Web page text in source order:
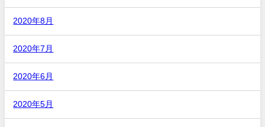
2020年8月
2020年7月
2020年6月
2020年5月